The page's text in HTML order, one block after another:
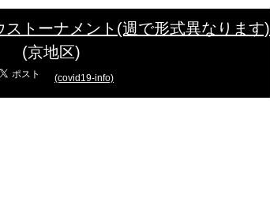
トーナメント(週で形式異なります)
(京地区)
(covid19-info)